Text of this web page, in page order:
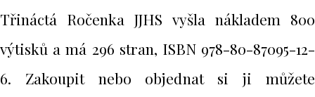
Třináctá Ročenka JJHS vyšla nákladem 800
výtisků a má 296 stran, ISBN 978-80-87095-12-
6. Zakoupit nebo objednat si ji můžete